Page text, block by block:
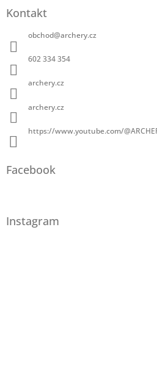
Kontakt
obchod@archery.cz
602 334 354
archery.cz
archery.cz
https://www.youtube.com/
Facebook
Instagram